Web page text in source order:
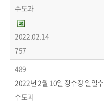
수도과
2022.02.14
757
489
2022년 2월 10일 정수장 일일
수도과